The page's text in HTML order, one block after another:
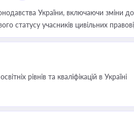
України, включаючи зміни до
статусу учасників цивільних
рівнів та кваліфікацій в Україні